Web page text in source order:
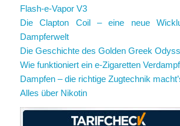
Flash-e-Vapor V3
Die Clapton Coil – eine neue
Dampferwelt
Die Geschichte des Golden Greek
Wie funktioniert ein e-Zigaretten
Dampfen – die richtige Zugtechnik
Alles über Nikotin